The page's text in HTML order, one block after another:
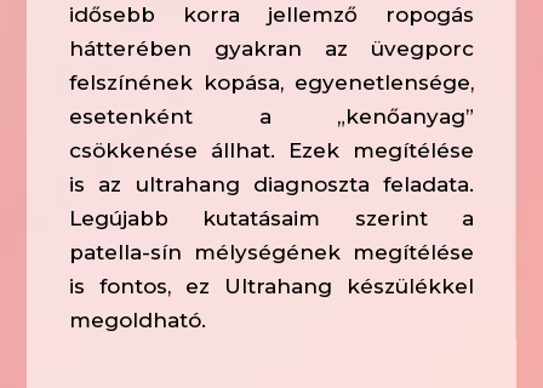
idősebb korra jellemző ropogás
hátterében gyakran az üvegporc
felszínének kopása, egyenetlensége,
esetenként a „kenőanyag”
csökkenése állhat. Ezek megítélése
is az ultrahang diagnoszta feladata.
Legújabb kutatásaim szerint a
patella-sín mélységének megítélése
is fontos, ez Ultrahang készülékkel
megoldható.